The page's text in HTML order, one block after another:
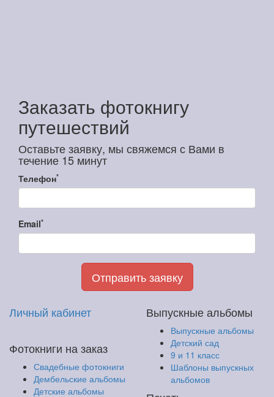
Заказать фотокнигу
путешествий
Оставьте заявку, мы свяжемся с Вами в
течение 15 минут
Телефон*
Email*
Отправить заявку
Личный кабинет
Фотокниги на заказ
Свадебные фотокниги
Дембельские альбомы
Детские альбомы
Выпускные альбомы
Выпускные альбомы
Детский сад
9 и 11 класс
Шаблоны выпускных
альбомов